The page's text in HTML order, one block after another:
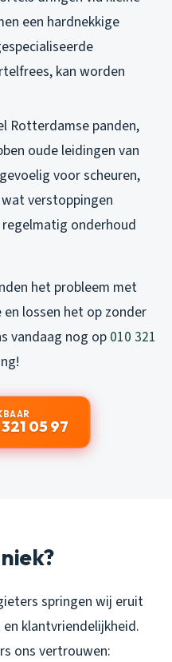
een hardnekkige
kan worden
Rotterdamse panden,
oude leidingen van
voor scheuren,
verstoppingen
onderhoud
het probleem met
lossen het op zonder
vandaag nog op 010 321
05 97
springen wij eruit
klantvriendelijkheid.
ons vertrouwen: